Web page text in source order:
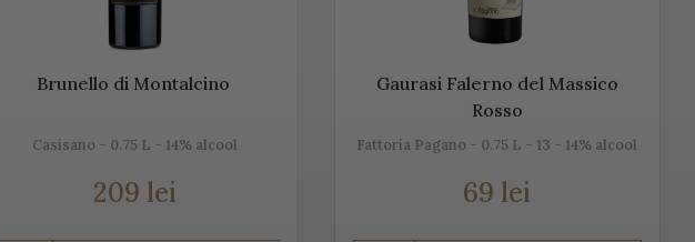
E adesea comparat cu Champagne, însă ele diferă datorită modului de
Brunello di Montalcino
Casisano - 0.75 L - 14% alcool
209 lei
Gaurasi Falerno del Massico
Rosso
Fattoria Pagano - 0.75 L - 13 - 14% alcool
69 lei